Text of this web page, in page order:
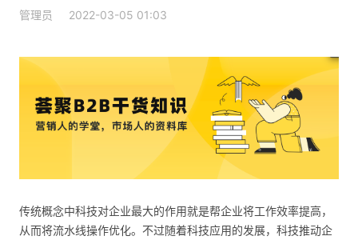
管理员 2022-03-05 01:03
传统概念中科技对企业最大的作用就是帮企业将工作效率提高，
从而将流水线操作优化。不过随着科技应用的发展，科技推动企